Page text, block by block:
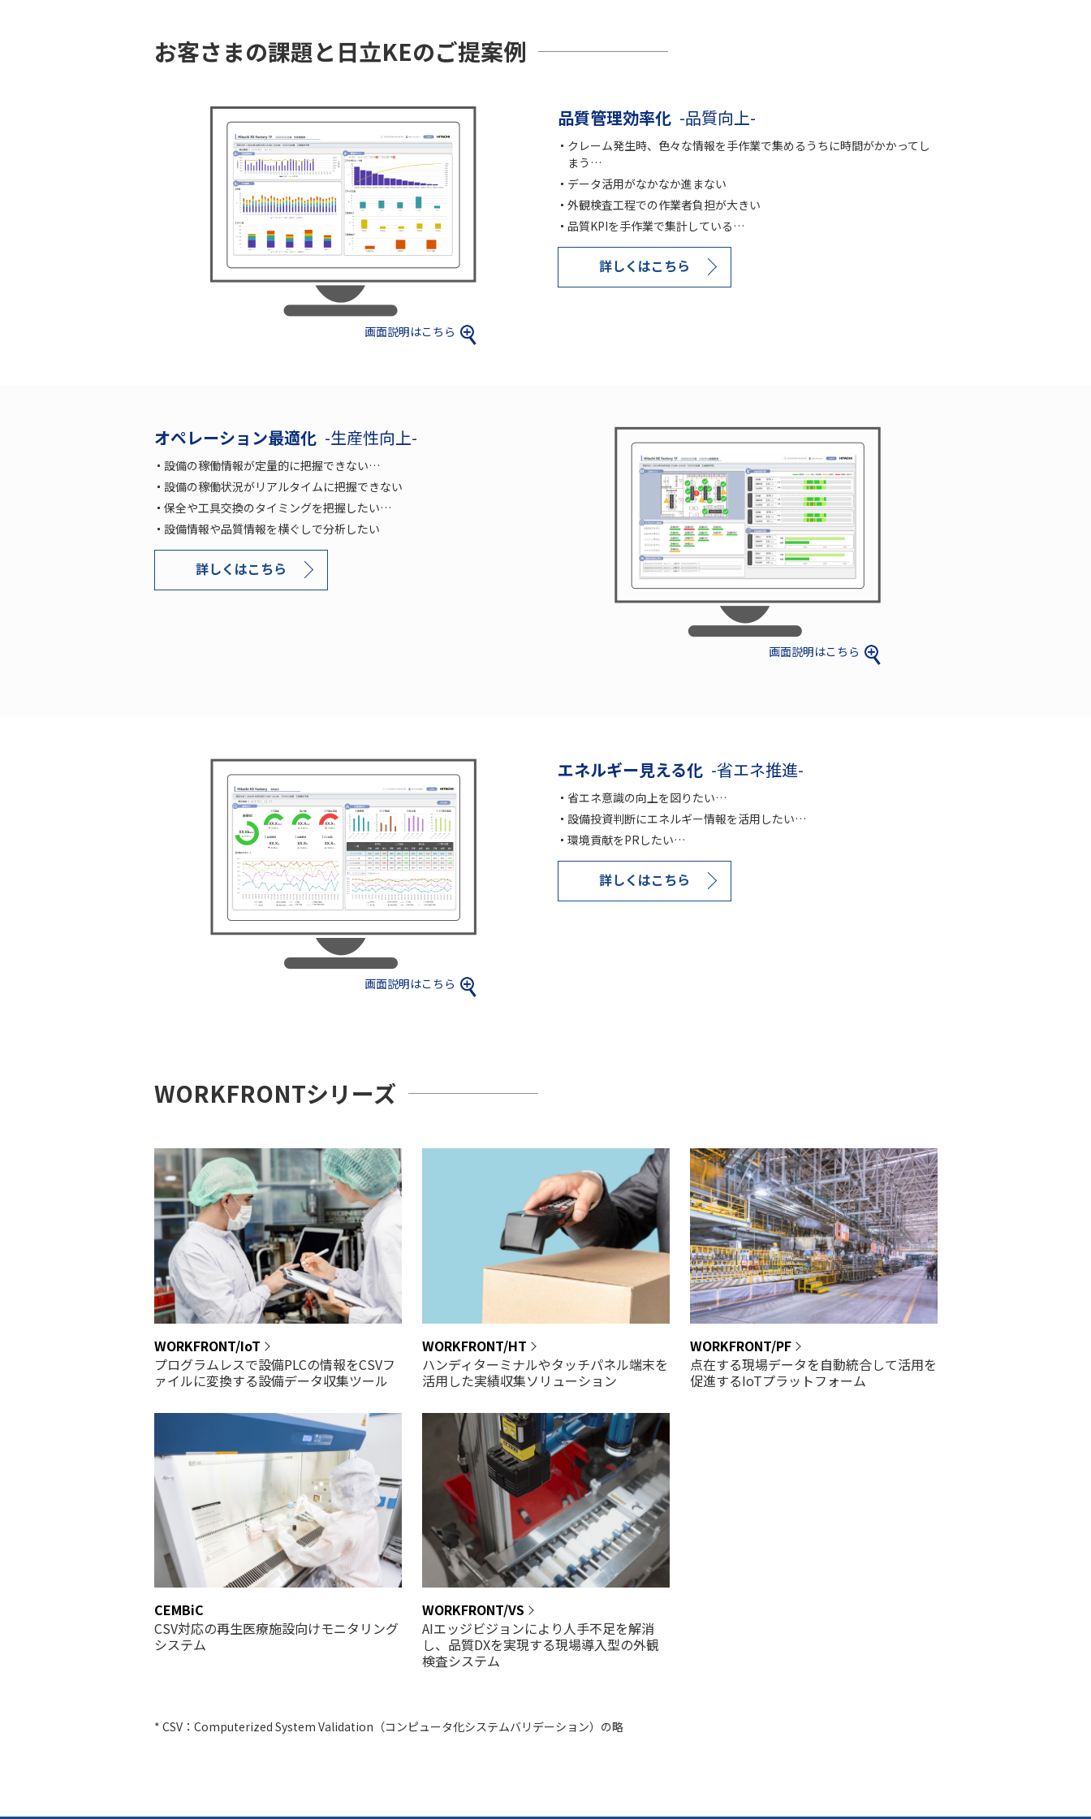
お客さまの課題と日立KEのご提案例
画面説明はこちら
品質管理効率化 -品質向上-
クレーム発生時、色々な情報を手作業で集めるうちに時間がかかってし
まう…
データ活用がなかなか進まない
外観検査工程での作業者負担が大きい
品質KPIを手作業で集計している…
詳しくはこちら
画面説明はこちら
オペレーション最適化 -生産性向上-
設備の稼働情報が定量的に把握できない…
設備の稼働状況がリアルタイムに把握できない
保全や工具交換のタイミングを把握したい…
設備情報や品質情報を横ぐしで分析したい
詳しくはこちら
画面説明はこちら
エネルギー見える化 -省エネ推進-
省エネ意識の向上を図りたい…
設備投資判断にエネルギー情報を活用したい…
環境貢献をPRしたい…
詳しくはこちら
WORKFRONTシリーズ
WORKFRONT/IoT
プログラムレスで設備PLCの情報をCSVフ
ァイルに変換する設備データ収集ツール
WORKFRONT/HT
ハンディターミナルやタッチパネル端末を
活用した実績収集ソリューション
WORKFRONT/PF
点在する現場データを自動統合して活用を
促進するIoTプラットフォーム
CEMBiC
CSV対応の再生医療施設向けモニタリング
システム
WORKFRONT/VS
AIエッジビジョンにより人手不足を解消
し、品質DXを実現する現場導入型の外観
検査システム
* CSV：Computerized System Validation（コンピュータ化システムバリデーション）の略